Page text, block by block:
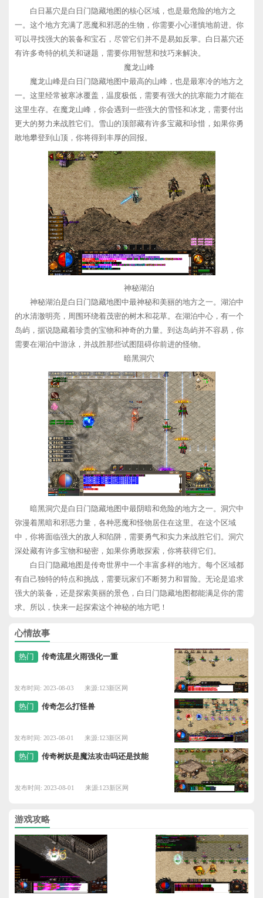
白日墓穴是白日门隐藏地图的核心区域，也是最危险的地方之
一。这个地方充满了恶魔和邪恶的生物，你需要小心谨慎地前进。你
可以寻找强大的装备和宝石，尽管它们并不是易如反掌。白日墓穴还
有许多奇特的机关和谜题，需要你用智慧和技巧来解决。
魔龙山峰
魔龙山峰是白日门隐藏地图中最高的山峰，也是最寒冷的地方之
一。这里经常被寒冰覆盖，温度极低，需要有强大的抗寒能力才能在
这里生存。在魔龙山峰，你会遇到一些强大的雪怪和冰龙，需要付出
更大的努力来战胜它们。雪山的顶部藏有许多宝藏和珍惜，如果你勇
敢地攀登到山顶，你将得到丰厚的回报。
神秘湖泊
神秘湖泊是白日门隐藏地图中最神秘和美丽的地方之一。湖泊中
的水清澈明亮，周围环绕着茂密的树木和花草。在湖泊中心，有一个
岛屿，据说隐藏着珍贵的宝物和神奇的力量。到达岛屿并不容易，你
需要在湖泊中游泳，并战胜那些试图阻碍你前进的怪物。
暗黑洞穴
暗黑洞穴是白日门隐藏地图中最阴暗和危险的地方之一。洞穴中
弥漫着黑暗和邪恶力量，各种恶魔和怪物居住在这里。在这个区域
中，你将面临强大的敌人和陷阱，需要勇气和实力来战胜它们。洞穴
深处藏有许多宝物和秘密，如果你勇敢探索，你将获得它们。
白日门隐藏地图是传奇世界中一个丰富多样的地方。每个区域都
有自己独特的特点和挑战，需要玩家们不断努力和冒险。无论是追求
强大的装备，还是探索美丽的景色，白日门隐藏地图都能满足你的需
求。所以，快来一起探索这个神秘的地方吧！
心情故事
传奇流星火雨强化一重
发布时间: 2023-08-03 来源:123新区网
热门
传奇怎么打怪兽
发布时间: 2023-08-01 来源:123新区网
热门
传奇树妖是魔法攻击吗还是技能
发布时间: 2023-08-01 来源:123新区网
热门
游戏攻略